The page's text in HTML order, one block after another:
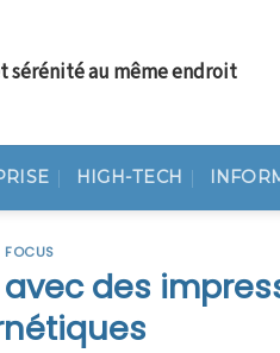
sérénité au même endroit
HIGH-TECH
FOCUS
des